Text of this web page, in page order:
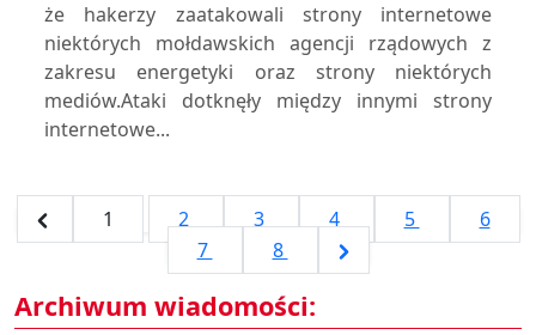
że ​​hakerzy zaatakowali strony internetowe
niektórych mołdawskich agencji rządowych z
zakresu energetyki oraz strony niektórych
mediów.Ataki dotknęły między innymi strony
internetowe...
1 2 3 4 5
6
7
8
Archiwum wiadomości: